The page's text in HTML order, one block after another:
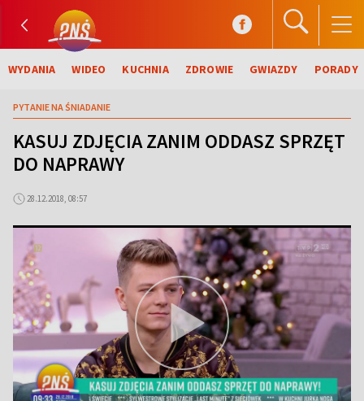
WYDANIA WIDEO KUCHNIA ZDROWIE GWIAZDY PORADY
PYTANIE NA ŚNIADANIE
KASUJ ZDJĘCIA ZANIM ODDASZ SPRZĘT
DO NAPRAWY
28.12.2018, 08:57